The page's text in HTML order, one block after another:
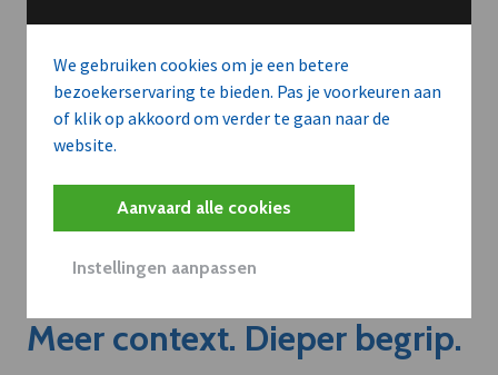
We gebruiken cookies om je een betere
bezoekerservaring te bieden. Pas je voorkeuren aan
of klik op akkoord om verder te gaan naar de
website.
Aanvaard alle cookies
Instellingen aanpassen
Meer context. Dieper begrip.